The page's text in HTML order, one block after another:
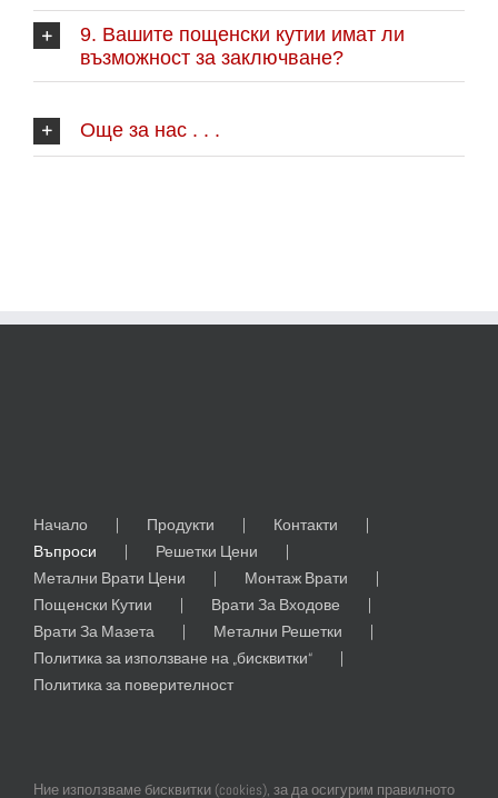
9. Вашите пощенски кутии имат ли
възможност за заключване?
Още за нас . . .
Начало Продукти
Контакти
Въпроси
Решетки Цени
Метални Врати Цени
Монтаж Врати
Пощенски Кутии
Врати За Входове
Врати За Мазета
Метални Решетки
Политика за използване на „бисквитки“
Политика за поверителност
Ние използваме бисквитки (cookies), за да осигурим правилното